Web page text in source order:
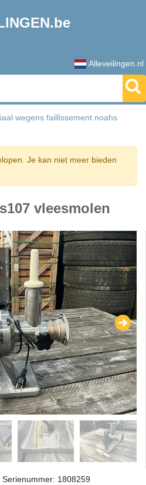
Alleveilingen.nl
wegens faillissement noahs
Je kan niet meer bieden
vleesmolen
1808259